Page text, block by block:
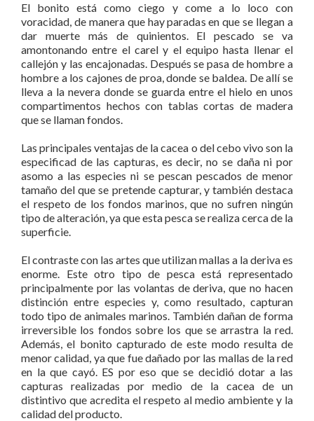
El bonito está como ciego y come a lo loco con
voracidad, de manera que hay paradas en que se llegan a
dar muerte más de quinientos. El pescado se va
amontonando entre el carel y el equipo hasta llenar el
callejón y las encajonadas. Después se pasa de hombre a
hombre a los cajones de proa, donde se baldea. De allí se
lleva a la nevera donde se guarda entre el hielo en unos
compartimentos hechos con tablas cortas de madera
que se llaman fondos.
Las principales ventajas de la cacea o del cebo vivo son la
especificad de las capturas, es decir, no se daña ni por
asomo a las especies ni se pescan pescados de menor
tamaño del que se pretende capturar, y también destaca
el respeto de los fondos marinos, que no sufren ningún
tipo de alteración, ya que esta pesca se realiza cerca de la
superficie.
El contraste con las artes que utilizan mallas a la deriva es
enorme. Este otro tipo de pesca está representado
principalmente por las volantas de deriva, que no hacen
distinción entre especies y, como resultado, capturan
todo tipo de animales marinos. También dañan de forma
irreversible los fondos sobre los que se arrastra la red.
Además, el bonito capturado de este modo resulta de
menor calidad, ya que fue dañado por las mallas de la red
en la que cayó. ES por eso que se decidió dotar a las
capturas realizadas por medio de la cacea de un
distintivo que acredita el respeto al medio ambiente y la
calidad del producto.